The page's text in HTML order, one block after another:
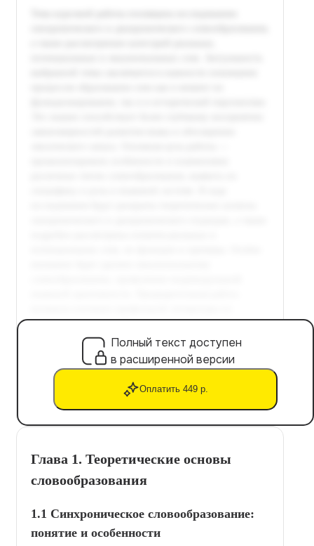
Полный текст доступен
в расширенной версии
Оплатить 449 р.
Глава 1. Теоретические основы
словообразования
1.1 Синхроническое словообразование:
понятие и особенности